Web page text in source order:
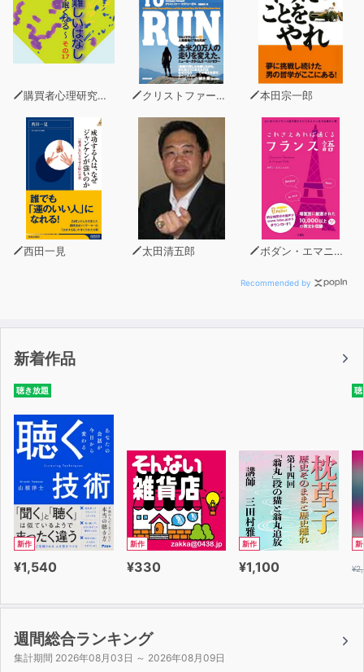
購買者心理研究所 株式会社モデンナ 顧問 青木幹和 クリストファー・マクドゥーガル 本田宗一郎
西田一見 太田清五郎 ボダン・エマニュエル
Recommended by
新着作品
聴き放題
新作
¥1,540
新作
¥330
新作
¥1,100
聴
新
週間総合ランキング
集計期間 2026年08月03日 ～ 2026年08月09日